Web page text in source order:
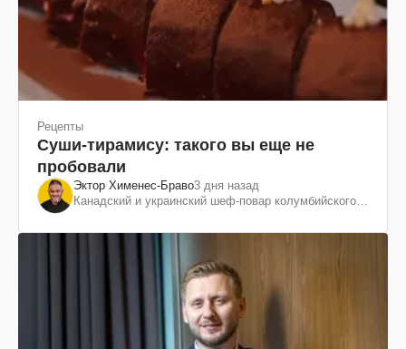
Рецепты
Суши-тирамису: такого вы еще не
пробовали
Эктор Хименес-Браво3 дня назад
Канадский и украинский шеф-повар колумбийского